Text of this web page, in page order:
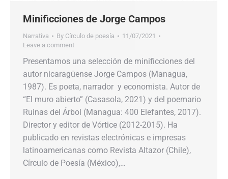
Minificciones de Jorge Campos
Narrativa By Círculo de poesía
11/07/2021
Leave a comment
Presentamos una selección de minificciones del
autor nicaragüense Jorge Campos (Managua,
1987). Es poeta, narrador y economista. Autor de
“El muro abierto” (Casasola, 2021) y del poemario
Ruinas del Árbol (Managua: 400 Elefantes, 2017).
Director y editor de Vórtice (2012-2015). Ha
publicado en revistas electrónicas e impresas
latinoamericanas como Revista Altazor (Chile),
Círculo de Poesía (México),…